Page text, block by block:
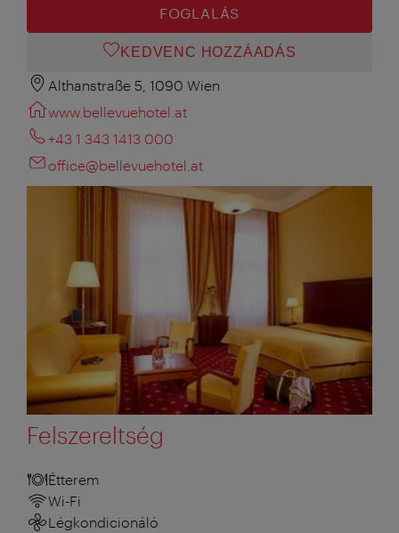
FOGLALÁS
KEDVENC HOZZÁADÁS
Althanstraße 5, 1090 Wien
www.bellevuehotel.at
+43 1 343 1413 000
office@bellevuehotel.at
Felszereltség
Étterem
Wi-Fi
Légkondicionáló